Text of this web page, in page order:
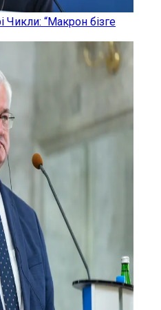
Чикли: “Макрон бізге